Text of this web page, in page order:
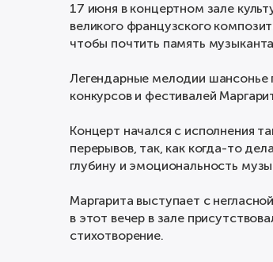
17 июня в концертном зале
великого французского
чтобы почтить память
Легендарные мелодии шансонье
конкурсов и фестивалей
Концерт начался с исполнения
перерывов, так, как когда-то
глубину и эмоциональность
Маргарита выступает с
в этот вечер в зале
стихотворение.